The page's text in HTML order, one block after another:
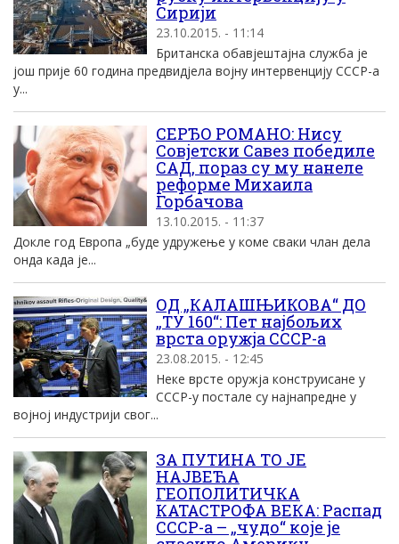
Сирији
23.10.2015. - 11:14
Британска обавјештајна служба је
још прије 60 година предвидјела војну интервенцију СССР-а
у...
СЕРЂО РОМАНО: Нису
Совјетски Савез победиле
САД, пораз су му нанеле
реформе Михаила
Горбачова
13.10.2015. - 11:37
Докле год Европа „буде удружење у коме сваки члан дела
онда када је...
ОД „КАЛАШЊИКОВА“ ДО
„ТУ 160“: Пет најбољих
врста оружја СССР-а
23.08.2015. - 12:45
Неке врсте оружја конструисане у
СССР-у постале су најнапредне у
војној индустрији свог...
ЗА ПУТИНА ТО ЈЕ
НАЈВЕЋА
ГЕОПОЛИТИЧКА
КАТАСТРОФА ВЕКА: Распад
СССР-а – „чудо“ које је